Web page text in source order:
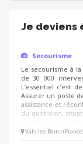
Je deviens
Secourisme
Le secourisme à
de 30 000
L’essentiel c’est
Assurer un poste
assistance et
du quotidien,
Vals-les-Bains (France)